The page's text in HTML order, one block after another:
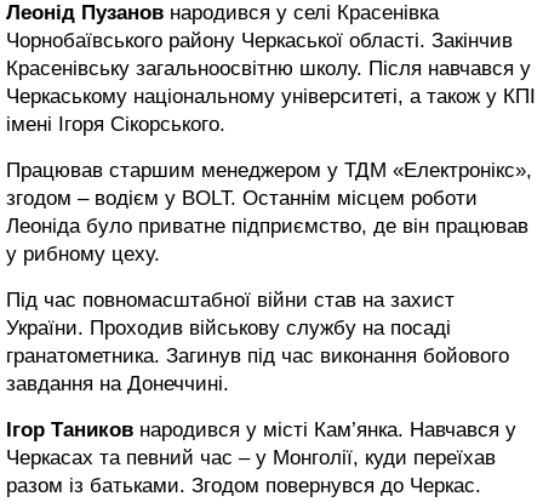
Леонід Пузанов народився у селі Красенівка
Чорнобаївського району Черкаської області. Закінчив
Красенівську загальноосвітню школу. Після навчався у
Черкаському національному університеті, а також у КПІ
імені Ігоря Сікорського.
Працював старшим менеджером у ТДМ «Електронікс»,
згодом – водієм у BOLT. Останнім місцем роботи
Леоніда було приватне підприємство, де він працював
у рибному цеху.
Під час повномасштабної війни став на захист
України. Проходив військову службу на посаді
гранатометника. Загинув під час виконання бойового
завдання на Донеччині.
Ігор Таников народився у місті Кам’янка. Навчався у
Черкасах та певний час – у Монголії, куди переїхав
разом із батьками. Згодом повернувся до Черкас.